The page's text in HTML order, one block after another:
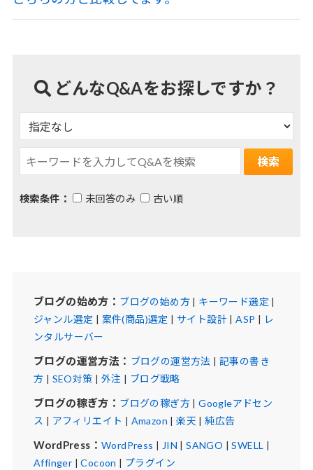
どんなQ&Aをお探しですか？
検索条件： 未回答のみ 古い順
ブログの始め方： ブログの始め方| キーワード選定 |
ジャンル選定 | 案件(商品)選定 | サイト設計|ASP | レ
ンタルサーバー
ブログの運営方法： ブログの運営方法 | 記事の書き
方 | SEO対策 | 外注 | ブログ戦略
ブログの稼ぎ方： ブログの稼ぎ方|Googleアドセン
ス | アフィリエイト | Amazon |楽天 |純広告
WordPress： WordPress | JIN |SANGO |SWELL |
Affinger |Cocoon | プラグイン